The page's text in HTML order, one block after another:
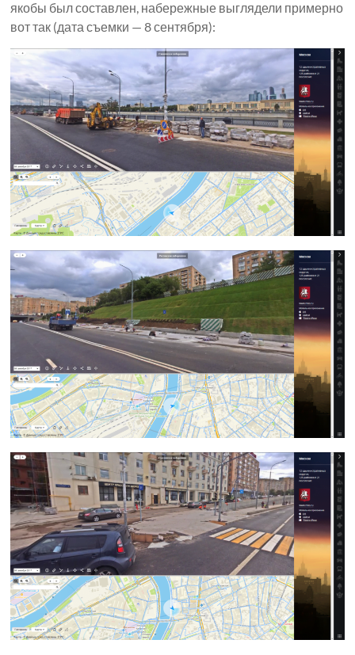
якобы был составлен, набережные выглядели примерно
вот так (дата съемки — 8 сентября):